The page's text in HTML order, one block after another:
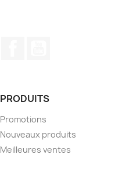
PRODUITS
Promotions
Nouveaux produits
Meilleures ventes